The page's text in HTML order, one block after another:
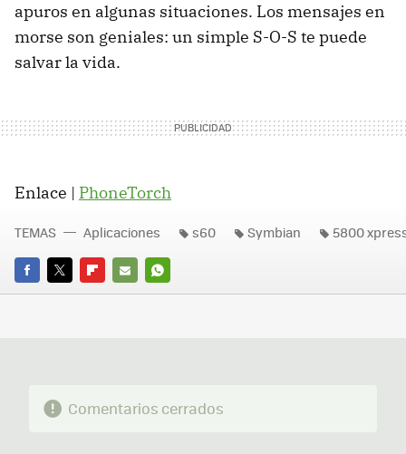
apuros en algunas situaciones. Los mensajes en
morse son geniales: un simple S-O-S te puede
salvar la vida.
Enlace | PhoneTorch
FACEBOOK
TWITTERFLIPBOARD
E-
WHATSAPP
TEMAS Aplicaciones s60 Symbian 5800
Comentarios cerrados